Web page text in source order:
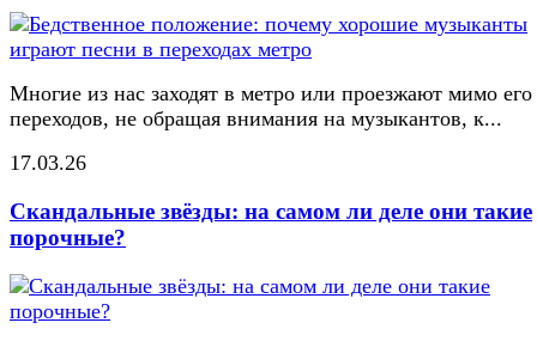
Многие из нас заходят в метро или проезжают мимо его
переходов, не обращая внимания на музыкантов, к...
17.03.26
Скандальные звёзды: на самом ли деле они такие
порочные?